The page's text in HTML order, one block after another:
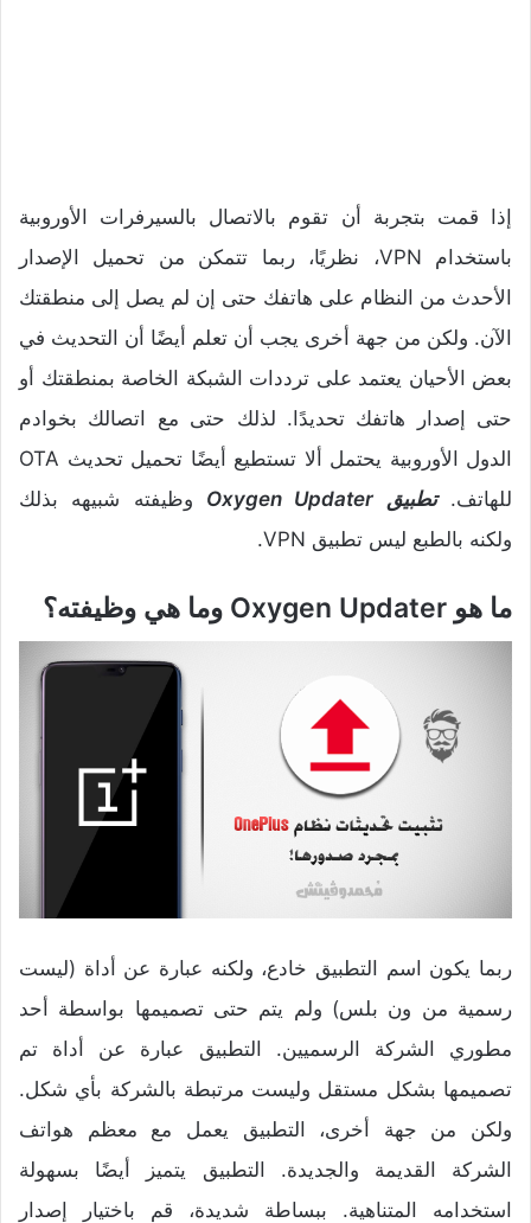
إذا قمت بتجربة أن تقوم بالاتصال بالسيرفرات الأوروبية
باستخدام VPN، نظريًا، ربما تتمكن من تحميل الإصدار
الأحدث من النظام على هاتفك حتى إن لم يصل إلى منطقتك
الآن. ولكن من جهة أخرى يجب أن تعلم أيضًا أن التحديث في
بعض الأحيان يعتمد على ترددات الشبكة الخاصة بمنطقتك أو
حتى إصدار هاتفك تحديدًا. لذلك حتى مع اتصالك بخوادم
الدول الأوروبية يحتمل ألا تستطيع أيضًا تحميل تحديث OTA
للهاتف.تطبيق Oxygen Updater
وظيفته شبيهه بذلك
ولكنه بالطبع ليس تطبيق VPN.
ما هو Oxygen Updater وما هي وظيفته؟
ربما يكون اسم التطبيق خادع، ولكنه عبارة عن أداة (ليست
رسمية من ون بلس) ولم يتم حتى تصميمها بواسطة أحد
مطوري الشركة الرسميين. التطبيق عبارة عن أداة تم
تصميمها بشكل مستقل وليست مرتبطة بالشركة بأي شكل.
ولكن من جهة أخرى، التطبيق يعمل مع معظم هواتف
الشركة القديمة والجديدة. التطبيق يتميز أيضًا بسهولة
استخدامه المتناهية. ببساطة شديدة، قم باختيار إصدار